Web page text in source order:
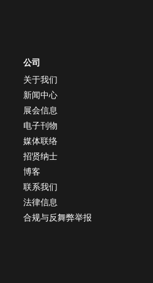
公司
关于我们
新闻中心
展会信息
电子刊物
媒体联络
招贤纳士
博客
联系我们
法律信息
合规与反舞弊举报